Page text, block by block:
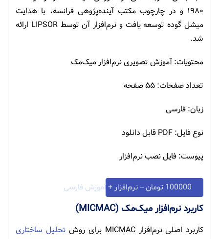
۱۹۸۰ و در چارچوب مکتب آینده‌پژوهی فرانسه، با هدایت
میشل گوده توسعه یافت و نرم‌افزار آن توسط LIPSOR ارائه
شد.
محتویات: آموزش تصویری نرم‌افزار میک‌مک
تعداد صفحات: ۵۵ صفحه
زبان: فارسی
نوع فایل: PDF قابل دانلود
پیوست: فایل نصب نرم‌افزار
100000 تومان – نرم‌افزار + آموزش فارسی
کاربرد نرم‌افزار میک‌مک (MICMAC)
کاربرد اصلی نرم‌افزار MICMAC برای روش
تحلیل ساختاری